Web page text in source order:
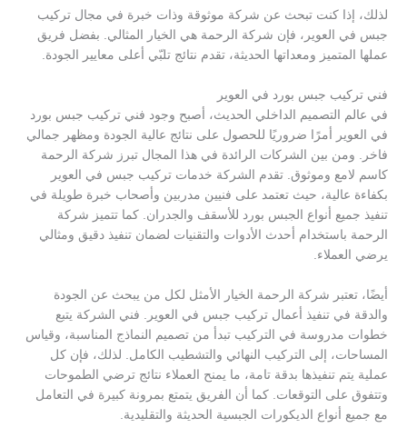
لذلك، إذا كنت تبحث عن شركة موثوقة وذات خبرة في مجال تركيب
جبس في العوير، فإن شركة الرحمة هي الخيار المثالي. بفضل فريق
عملها المتميز ومعداتها الحديثة، تقدم نتائج تلبّي أعلى معايير الجودة.
فني تركيب جبس بورد في العوير
في عالم التصميم الداخلي الحديث، أصبح وجود فني تركيب جبس بورد
في العوير أمرًا ضروريًا للحصول على نتائج عالية الجودة ومظهر جمالي
فاخر. ومن بين الشركات الرائدة في هذا المجال تبرز شركة الرحمة
كاسم لامع وموثوق. تقدم الشركة خدمات تركيب جبس في العوير
بكفاءة عالية، حيث تعتمد على فنيين مدربين وأصحاب خبرة طويلة في
تنفيذ جميع أنواع الجبس بورد للأسقف والجدران. كما تتميز شركة
الرحمة باستخدام أحدث الأدوات والتقنيات لضمان تنفيذ دقيق ومثالي
يرضي العملاء.
أيضًا، تعتبر شركة الرحمة الخيار الأمثل لكل من يبحث عن الجودة
والدقة في تنفيذ أعمال تركيب جبس في العوير. فني الشركة يتبع
خطوات مدروسة في التركيب تبدأ من تصميم النماذج المناسبة، وقياس
المساحات، إلى التركيب النهائي والتشطيب الكامل. لذلك، فإن كل
عملية يتم تنفيذها بدقة تامة، ما يمنح العملاء نتائج ترضي الطموحات
وتتفوق على التوقعات. كما أن الفريق يتمتع بمرونة كبيرة في التعامل
مع جميع أنواع الديكورات الجبسية الحديثة والتقليدية.